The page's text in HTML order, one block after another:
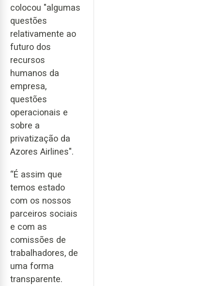
colocou "algumas
questões
relativamente ao
futuro dos
recursos
humanos da
empresa,
questões
operacionais e
sobre a
privatização da
Azores Airlines".
“É assim que
temos estado
com os nossos
parceiros sociais
e com as
comissões de
trabalhadores, de
uma forma
transparente.